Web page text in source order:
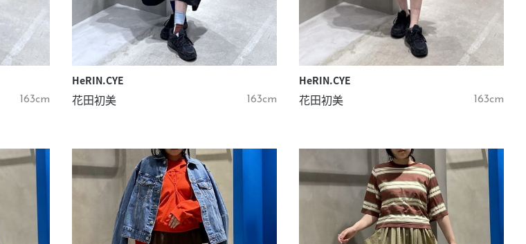
163cm
HeRIN.CYE
花田初美 163cm
HeRIN.CYE
花田初美 163cm